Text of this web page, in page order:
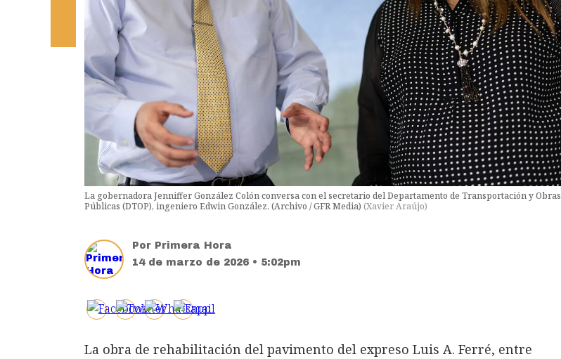
La gobernadora Jenniffer González Colón conversa con el secretario del Departamento de Transportación y Obras
Públicas (DTOP), ingeniero Edwin González. (Archivo / GFR Media) (Xavier Araújo)
Por Primera Hora
14 de marzo de 2026 • 5:02pm
La obra de rehabilitación del pavimento del expreso Luis A. Ferré, entre